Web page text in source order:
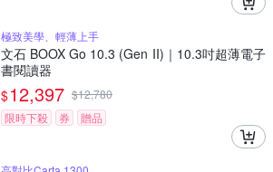
極致美學、輕薄上手
文石 BOOX Go 10.3 (Gen II)｜10.3吋超薄電子
書閱讀器
$12,397 $12,780
限時下殺
券 贈品